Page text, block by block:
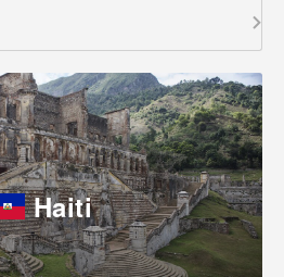
Haiti